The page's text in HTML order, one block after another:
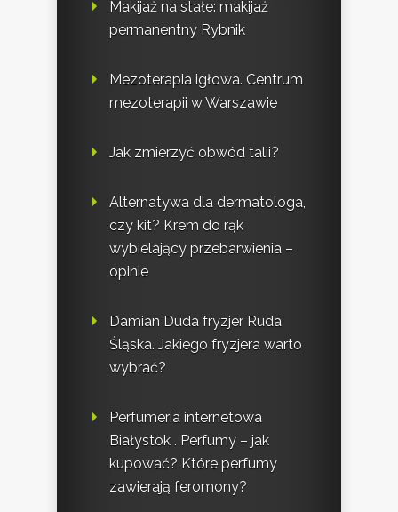
Makijaż na stałe: makijaż
permanentny Rybnik
Mezoterapia igłowa. Centrum
mezoterapii w Warszawie
Jak zmierzyć obwód talii?
Alternatywa dla dermatologa,
czy kit? Krem do rąk
wybielający przebarwienia –
opinie
Damian Duda fryzjer Ruda
Śląska. Jakiego fryzjera warto
wybrać?
Perfumeria internetowa
Białystok . Perfumy – jak
kupować? Które perfumy
zawierają feromony?